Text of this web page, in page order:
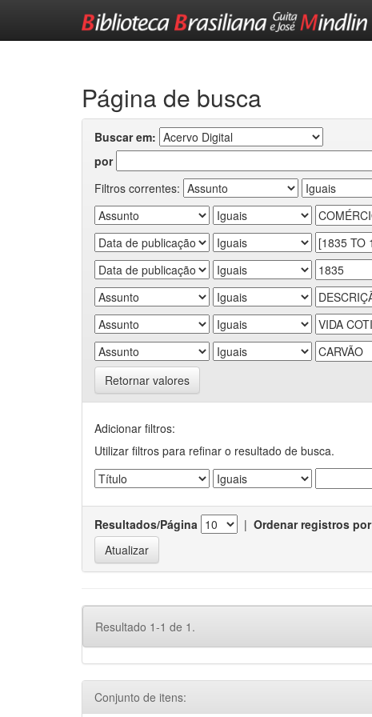
Página de busca
Buscar em:
por
Filtros correntes:
Retornar valores
Adicionar filtros:
Utilizar filtros para refinar o resultado de busca.
Resultados/Página | Ordenar registros por
Resultado 1-1 de 1.
Conjunto de itens: